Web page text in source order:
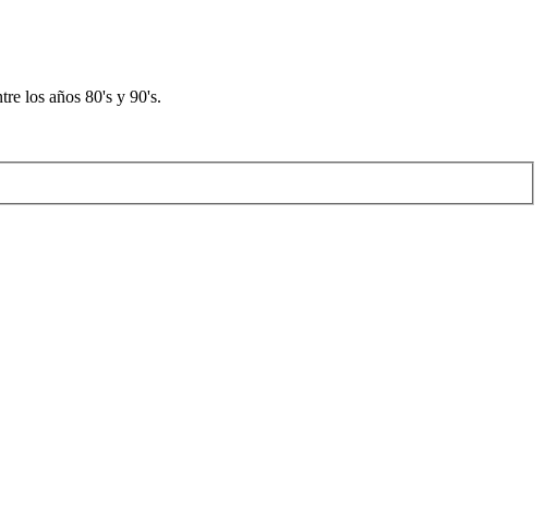
los años 80's y 90's.